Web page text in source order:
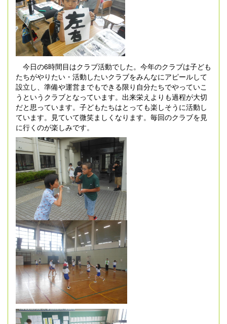
今日の6時間目はクラブ活動でした。今年のクラブは子ども
たちがやりたい・活動したいクラブをみんなにアピールして
設立し、準備や運営までもできる限り自分たちでやっていこ
うというクラブとなっています。出来栄えよりも過程が大切
だと思っています。子どもたちはとっても楽しそうに活動し
ています。見ていて微笑ましくなります。毎回のクラブを見
に行くのが楽しみです。